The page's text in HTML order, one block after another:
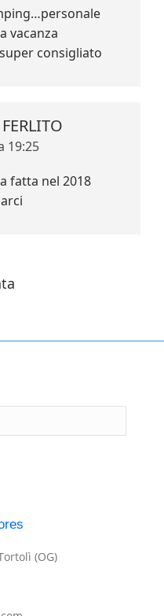
vacanza
consigliato
19:25
fatta nel 2018
(OG)